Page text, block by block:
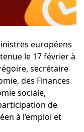
européens
le 17 février à
secrétaire
des Finances
sociale,
de
à l’emploi et